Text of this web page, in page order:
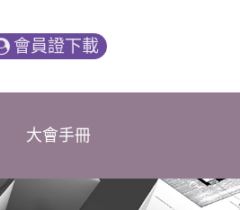
會員證下載
大會手冊